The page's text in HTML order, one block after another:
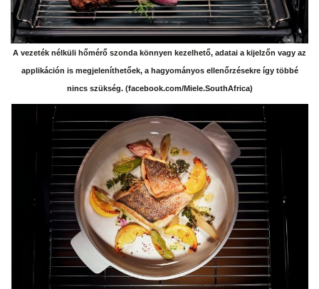
A vezeték nélküli hőmérő szonda könnyen kezelhető, adatai a kijelzőn vagy az
applikáción is megjeleníthetőek, a hagyományos ellenőrzésekre így többé
nincs szükség. (facebook.com/Miele.SouthAfrica)